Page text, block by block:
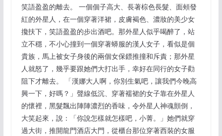
笑語盈盈的離去。 一個個子高大、長著棕色長髮、面頰發
紅的外星人，在一個穿著洋裙，皮膚褐色、濃妝的美少女
攙扶下，笑語盈盈的步出酒吧。那外星人似乎喝醉了，站
立不穩，不小心撞到一個穿著蟒服的漢人女子，看似是個
貴族，馬上被女子身後的兩個女保鏢推撞和斥責；那外星
人就怒了，幾乎要跟她們大打出手，幸好在同行的女子勸
阻下才離去。 「漢娜大人啊，你別生氣吧，讓我們今晚高
興一下，好嗎？」聲線低沉、穿著襦裙的女子靠在外星人
的懷裡，黑髮飄出陣陣濃烈的香味，令外星人神魂顫倒，
大笑起來，說：「你說怎樣就怎樣吧，小菁。」她們就穿
過大街，推開龍門酒店大門，從櫃台那位穿著西裝的女服